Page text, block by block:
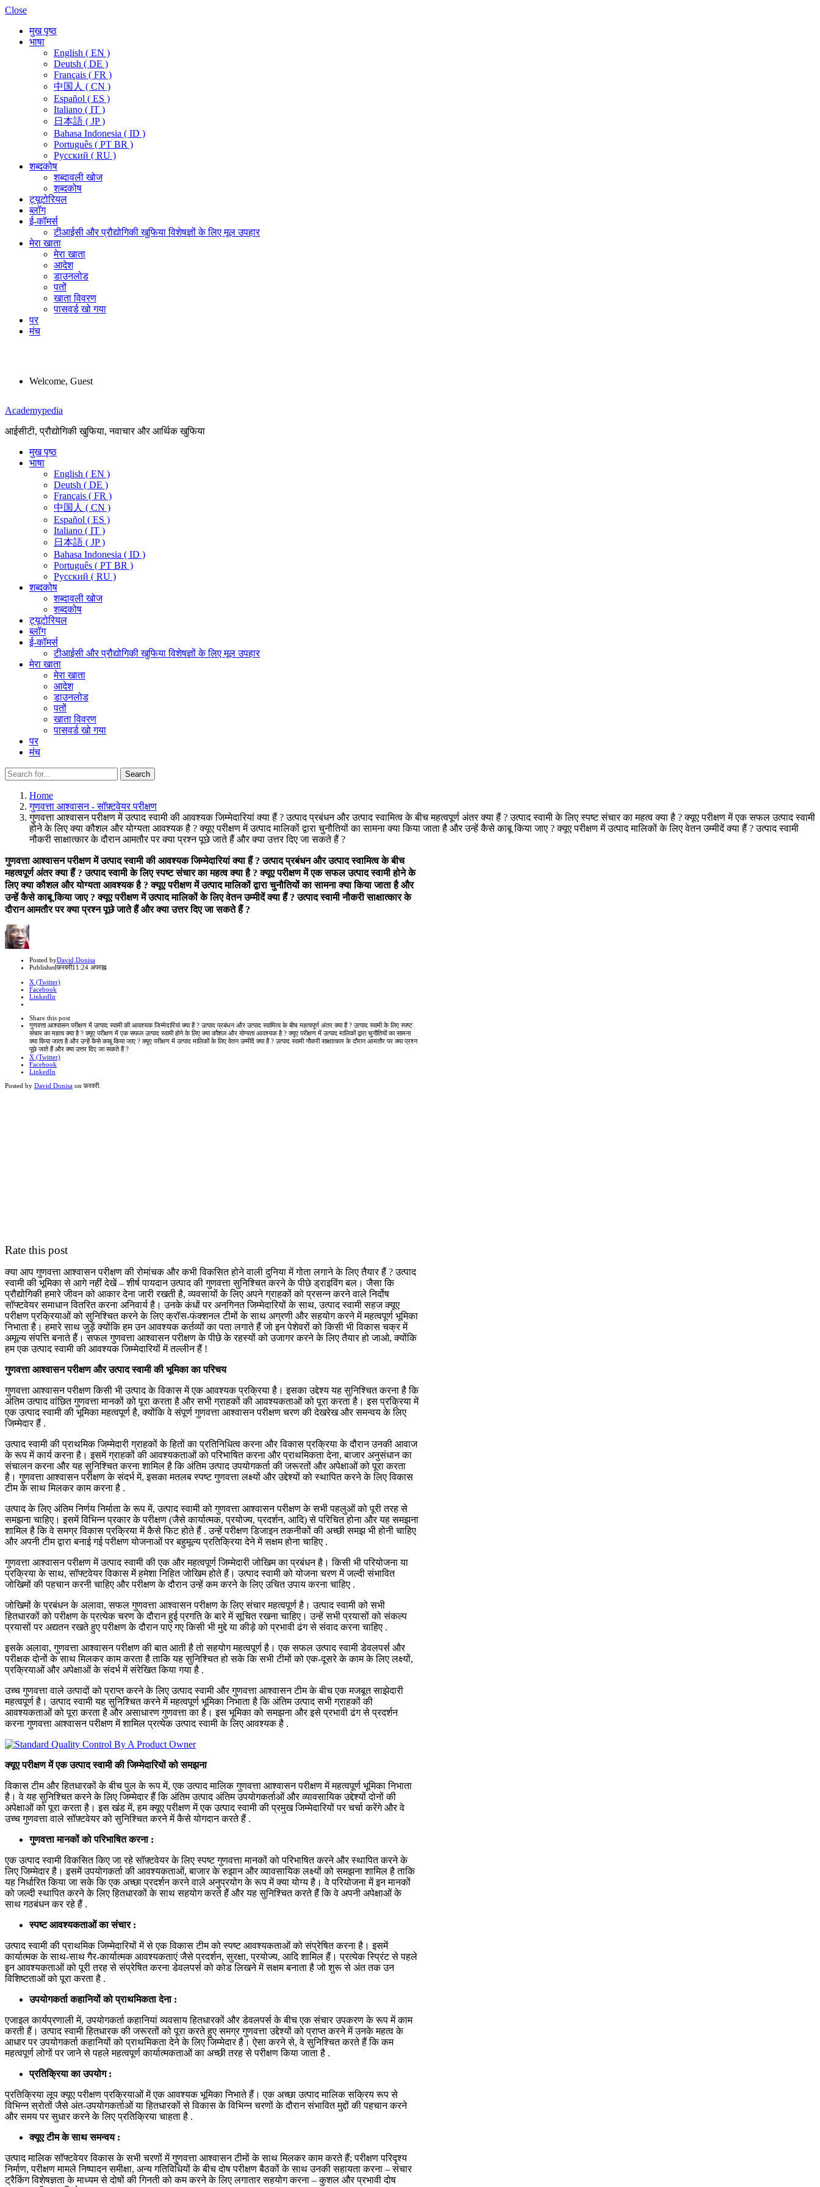
Close
मुख पृष्ठ
भाषा
English ( EN )
Deutsh ( DE )
Français ( FR )
中国人 ( CN )
Español ( ES )
Italiano ( IT )
日本語 ( JP )
Bahasa Indonesia ( ID )
Português ( PT BR )
Pусский ( RU )
शब्दकोष
शब्दावली खोज
शब्दकोष
ट्यूटोरियल
ब्लॉग
ई-कॉमर्स
टीआईसी और प्रौद्योगिकी खुफिया विशेषज्ञों के लिए मूल उपहार
मेरा खाता
मेरा खाता
आदेश
डाउनलोड
पतों
खाता विवरण
पासवर्ड खो गया
पर
मंच
Welcome, Guest
Menu
Academypedia
आईसीटी, प्रौद्योगिकी खुफिया, नवाचार और आर्थिक खुफिया
मुख पृष्ठ
भाषा
English ( EN )
Deutsh ( DE )
Français ( FR )
中国人 ( CN )
Español ( ES )
Italiano ( IT )
日本語 ( JP )
Bahasa Indonesia ( ID )
Português ( PT BR )
Pусский ( RU )
शब्दकोष
शब्दावली खोज
शब्दकोष
ट्यूटोरियल
ब्लॉग
ई-कॉमर्स
टीआईसी और प्रौद्योगिकी खुफिया विशेषज्ञों के लिए मूल उपहार
मेरा खाता
मेरा खाता
आदेश
डाउनलोड
पतों
खाता विवरण
पासवर्ड खो गया
पर
मंच
Search
Search
for:
Home
गुणवत्ता आश्वासन - सॉफ़्टवेयर परीक्षण
गुणवत्ता आश्वासन परीक्षण में उत्पाद स्वामी की आवश्यक जिम्मेदारियां क्या हैं ? उत्पाद प्रबंधन और उत्पाद स्वामित्व के बीच महत्वपूर्ण अंतर क्या हैं ? उत्पाद स्वामी के लिए स्पष्ट संचार का महत्व क्या है ? क्यूए परीक्षण में एक सफल उत्पाद स्वामी
होने के लिए क्या कौशल और योग्यता आवश्यक है ? क्यूए परीक्षण में उत्पाद मालिकों द्वारा चुनौतियों का सामना क्या किया जाता है और उन्हें कैसे काबू किया जाए ? क्यूए परीक्षण में उत्पाद मालिकों के लिए वेतन उम्मीदें क्या हैं ? उत्पाद स्वामी
नौकरी साक्षात्कार के दौरान आमतौर पर क्या प्रश्न पूछे जाते हैं और क्या उत्तर दिए जा सकते हैं ?
गुणवत्ता आश्वासन परीक्षण में उत्पाद स्वामी की आवश्यक जिम्मेदारियां क्या हैं ? उत्पाद प्रबंधन और उत्पाद स्वामित्व के बीच
महत्वपूर्ण अंतर क्या हैं ? उत्पाद स्वामी के लिए स्पष्ट संचार का महत्व क्या है ? क्यूए परीक्षण में एक सफल उत्पाद स्वामी होने के
लिए क्या कौशल और योग्यता आवश्यक है ? क्यूए परीक्षण में उत्पाद मालिकों द्वारा चुनौतियों का सामना क्या किया जाता है और
उन्हें कैसे काबू किया जाए ? क्यूए परीक्षण में उत्पाद मालिकों के लिए वेतन उम्मीदें क्या हैं ? उत्पाद स्वामी नौकरी साक्षात्कार के
दौरान आमतौर पर क्या प्रश्न पूछे जाते हैं और क्या उत्तर दिए जा सकते हैं ?
Author
Posted byDavid Donisa
Publishedफ़रवरी11:24 अपराह्न
X (Twitter)
Facebook
LinkedIn
post
Share this postClose
sharing
box
गुणवत्ता आश्वासन परीक्षण में उत्पाद स्वामी की आवश्यक जिम्मेदारियां क्या हैं ? उत्पाद प्रबंधन और उत्पाद स्वामित्व के बीच महत्वपूर्ण अंतर क्या हैं ? उत्पाद स्वामी के लिए स्पष्ट
संचार का महत्व क्या है ? क्यूए परीक्षण में एक सफल उत्पाद स्वामी होने के लिए क्या कौशल और योग्यता आवश्यक है ? क्यूए परीक्षण में उत्पाद मालिकों द्वारा चुनौतियों का सामना
क्या किया जाता है और उन्हें कैसे काबू किया जाए ? क्यूए परीक्षण में उत्पाद मालिकों के लिए वेतन उम्मीदें क्या हैं ? उत्पाद स्वामी नौकरी साक्षात्कार के दौरान आमतौर पर क्या प्रश्न
पूछे जाते हैं और क्या उत्तर दिए जा सकते हैं ?
X (Twitter)
Facebook
LinkedIn
Posted by David Donisa on फ़रवरी.
Rate this post
क्या आप गुणवत्ता आश्वासन परीक्षण की रोमांचक और कभी विकसित होने वाली दुनिया में गोता लगाने के लिए तैयार हैं ? उत्पाद
स्वामी की भूमिका से आगे नहीं देखें – शीर्ष पायदान उत्पाद की गुणवत्ता सुनिश्चित करने के पीछे ड्राइविंग बल। जैसा कि
प्रौद्योगिकी हमारे जीवन को आकार देना जारी रखती है, व्यवसायों के लिए अपने ग्राहकों को प्रसन्न करने वाले निर्दोष
सॉफ्टवेयर समाधान वितरित करना अनिवार्य है। उनके कंधों पर अनगिनत जिम्मेदारियों के साथ, उत्पाद स्वामी सहज क्यूए
परीक्षण प्रक्रियाओं को सुनिश्चित करने के लिए क्रॉस-फंक्शनल टीमों के साथ अग्रणी और सहयोग करने में महत्वपूर्ण भूमिका
निभाता है। हमारे साथ जुड़ें क्योंकि हम उन आवश्यक कर्तव्यों का पता लगाते हैं जो इन पेशेवरों को किसी भी विकास चक्र में
अमूल्य संपत्ति बनाते हैं। सफल गुणवत्ता आश्वासन परीक्षण के पीछे के रहस्यों को उजागर करने के लिए तैयार हो जाओ, क्योंकि
हम एक उत्पाद स्वामी की आवश्यक जिम्मेदारियों में तल्लीन हैं !
गुणवत्ता आश्वासन परीक्षण और उत्पाद स्वामी की भूमिका का परिचय
गुणवत्ता आश्वासन परीक्षण किसी भी उत्पाद के विकास में एक आवश्यक प्रक्रिया है। इसका उद्देश्य यह सुनिश्चित करना है कि
अंतिम उत्पाद वांछित गुणवत्ता मानकों को पूरा करता है और सभी ग्राहकों की आवश्यकताओं को पूरा करता है। इस प्रक्रिया में
एक उत्पाद स्वामी की भूमिका महत्वपूर्ण है, क्योंकि वे संपूर्ण गुणवत्ता आश्वासन परीक्षण चरण की देखरेख और समन्वय के लिए
जिम्मेदार हैं .
उत्पाद स्वामी की प्राथमिक जिम्मेदारी ग्राहकों के हितों का प्रतिनिधित्व करना और विकास प्रक्रिया के दौरान उनकी आवाज
के रूप में कार्य करना है। इसमें ग्राहकों की आवश्यकताओं को परिभाषित करना और प्राथमिकता देना, बाजार अनुसंधान का
संचालन करना और यह सुनिश्चित करना शामिल है कि अंतिम उत्पाद उपयोगकर्ता की जरूरतों और अपेक्षाओं को पूरा करता
है। गुणवत्ता आश्वासन परीक्षण के संदर्भ में, इसका मतलब स्पष्ट गुणवत्ता लक्ष्यों और उद्देश्यों को स्थापित करने के लिए विकास
टीम के साथ मिलकर काम करना है .
उत्पाद के लिए अंतिम निर्णय निर्माता के रूप में, उत्पाद स्वामी को गुणवत्ता आश्वासन परीक्षण के सभी पहलुओं को पूरी तरह से
समझना चाहिए। इसमें विभिन्न प्रकार के परीक्षण (जैसे कार्यात्मक, प्रयोज्य, प्रदर्शन, आदि) से परिचित होना और यह समझना
शामिल है कि वे समग्र विकास प्रक्रिया में कैसे फिट होते हैं . उन्हें परीक्षण डिजाइन तकनीकों की अच्छी समझ भी होनी चाहिए
और अपनी टीम द्वारा बनाई गई परीक्षण योजनाओं पर बहुमूल्य प्रतिक्रिया देने में सक्षम होना चाहिए .
गुणवत्ता आश्वासन परीक्षण में उत्पाद स्वामी की एक और महत्वपूर्ण जिम्मेदारी जोखिम का प्रबंधन है। किसी भी परियोजना या
प्रक्रिया के साथ, सॉफ्टवेयर विकास में हमेशा निहित जोखिम होते हैं। उत्पाद स्वामी को योजना चरण में जल्दी संभावित
जोखिमों की पहचान करनी चाहिए और परीक्षण के दौरान उन्हें कम करने के लिए उचित उपाय करना चाहिए .
जोखिमों के प्रबंधन के अलावा, सफल गुणवत्ता आश्वासन परीक्षण के लिए संचार महत्वपूर्ण है। उत्पाद स्वामी को सभी
हितधारकों को परीक्षण के प्रत्येक चरण के दौरान हुई प्रगति के बारे में सूचित रखना चाहिए। उन्हें सभी प्रयासों को संकल्प
प्रयासों पर अद्यतन रखते हुए परीक्षण के दौरान पाए गए किसी भी मुद्दे या कीड़े को प्रभावी ढंग से संवाद करना चाहिए .
इसके अलावा, गुणवत्ता आश्वासन परीक्षण की बात आती है तो सहयोग महत्वपूर्ण है। एक सफल उत्पाद स्वामी डेवलपर्स और
परीक्षक दोनों के साथ मिलकर काम करता है ताकि यह सुनिश्चित हो सके कि सभी टीमों को एक-दूसरे के काम के लिए लक्ष्यों,
प्रक्रियाओं और अपेक्षाओं के संदर्भ में संरेखित किया गया है .
उच्च गुणवत्ता वाले उत्पादों को प्राप्त करने के लिए उत्पाद स्वामी और गुणवत्ता आश्वासन टीम के बीच एक मजबूत साझेदारी
महत्वपूर्ण है। उत्पाद स्वामी यह सुनिश्चित करने में महत्वपूर्ण भूमिका निभाता है कि अंतिम उत्पाद सभी ग्राहकों की
आवश्यकताओं को पूरा करता है और असाधारण गुणवत्ता का है। इस भूमिका को समझना और इसे प्रभावी ढंग से प्रदर्शन
करना गुणवत्ता आश्वासन परीक्षण में शामिल प्रत्येक उत्पाद स्वामी के लिए आवश्यक है .
क्यूए परीक्षण में एक उत्पाद स्वामी की जिम्मेदारियों को समझना
विकास टीम और हितधारकों के बीच पुल के रूप में, एक उत्पाद मालिक गुणवत्ता आश्वासन परीक्षण में महत्वपूर्ण भूमिका निभाता
है। वे यह सुनिश्चित करने के लिए जिम्मेदार हैं कि अंतिम उत्पाद अंतिम उपयोगकर्ताओं और व्यावसायिक उद्देश्यों दोनों की
अपेक्षाओं को पूरा करता है। इस खंड में, हम क्यूए परीक्षण में एक उत्पाद स्वामी की प्रमुख जिम्मेदारियों पर चर्चा करेंगे और वे
उच्च गुणवत्ता वाले सॉफ़्टवेयर को सुनिश्चित करने में कैसे योगदान करते हैं .
गुणवत्ता मानकों को परिभाषित करना :
एक उत्पाद स्वामी विकसित किए जा रहे सॉफ़्टवेयर के लिए स्पष्ट गुणवत्ता मानकों को परिभाषित करने और स्थापित करने के
लिए जिम्मेदार है। इसमें उपयोगकर्ता की आवश्यकताओं, बाजार के रुझान और व्यावसायिक लक्ष्यों को समझना शामिल है ताकि
यह निर्धारित किया जा सके कि एक अच्छा प्रदर्शन करने वाले अनुप्रयोग के रूप में क्या योग्य है। वे परियोजना में इन मानकों
को जल्दी स्थापित करने के लिए हितधारकों के साथ सहयोग करते हैं और यह सुनिश्चित करते हैं कि वे अपनी अपेक्षाओं के
साथ गठबंधन कर रहे हैं .
स्पष्ट आवश्यकताओं का संचार :
उत्पाद स्वामी की प्राथमिक जिम्मेदारियों में से एक विकास टीम को स्पष्ट आवश्यकताओं को संप्रेषित करना है। इसमें
कार्यात्मक के साथ-साथ गैर-कार्यात्मक आवश्यकताएं जैसे प्रदर्शन, सुरक्षा, प्रयोज्य, आदि शामिल हैं। प्रत्येक स्प्रिंट से पहले
इन आवश्यकताओं को पूरी तरह से संप्रेषित करना डेवलपर्स को कोड लिखने में सक्षम बनाता है जो शुरू से अंत तक उन
विशिष्टताओं को पूरा करता है .
उपयोगकर्ता कहानियों को प्राथमिकता देना :
एजाइल कार्यप्रणाली में, उपयोगकर्ता कहानियां व्यवसाय हितधारकों और डेवलपर्स के बीच एक संचार उपकरण के रूप में काम
करती हैं। उत्पाद स्वामी हितधारक की जरूरतों को पूरा करते हुए समग्र गुणवत्ता उद्देश्यों को प्राप्त करने में उनके महत्व के
आधार पर उपयोगकर्ता कहानियों को प्राथमिकता देने के लिए जिम्मेदार है। ऐसा करने से, वे सुनिश्चित करते हैं कि कम
महत्वपूर्ण लोगों पर जाने से पहले महत्वपूर्ण कार्यात्मकताओं का अच्छी तरह से परीक्षण किया जाता है .
प्रतिक्रिया का उपयोग :
प्रतिक्रिया लूप क्यूए परीक्षण प्रक्रियाओं में एक आवश्यक भूमिका निभाते हैं। एक अच्छा उत्पाद मालिक सक्रिय रूप से
विभिन्न स्रोतों जैसे अंत-उपयोगकर्ताओं या हितधारकों से विकास के विभिन्न चरणों के दौरान संभावित मुद्दों की पहचान करने
और समय पर सुधार करने के लिए प्रतिक्रिया चाहता है .
क्यूए टीम के साथ समन्वय :
उत्पाद मालिक सॉफ्टवेयर विकास के सभी चरणों में गुणवत्ता आश्वासन टीमों के साथ मिलकर काम करते हैं; परीक्षण परिदृश्य
निर्माण, परीक्षण मामले निष्पादन समीक्षा, अन्य गतिविधियों के बीच दोष परीक्षण बैठकों के साथ उनकी सहायता करना – संचार
ट्रैकिंग विशेषज्ञता के माध्यम से दोषों की गिनती को कम करने के लिए लगातार सहयोग करना – कुशल और प्रभावी दोष